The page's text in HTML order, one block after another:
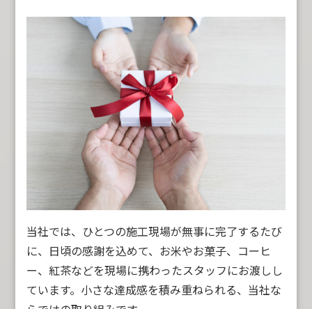
当社では、ひとつの施工現場が無事に完了するたび
に、日頃の感謝を込めて、お米やお菓子、コーヒ
ー、紅茶などを現場に携わったスタッフにお渡しし
ています。小さな達成感を積み重ねられる、当社な